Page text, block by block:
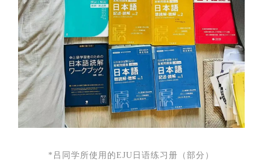
*吕同学所使用的EJU日语练习册（部分）